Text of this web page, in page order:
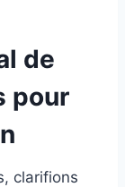
de
pour
clarifions